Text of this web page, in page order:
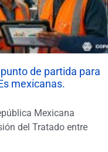
de partida para
mexicanas.
Mexicana
del Tratado entre